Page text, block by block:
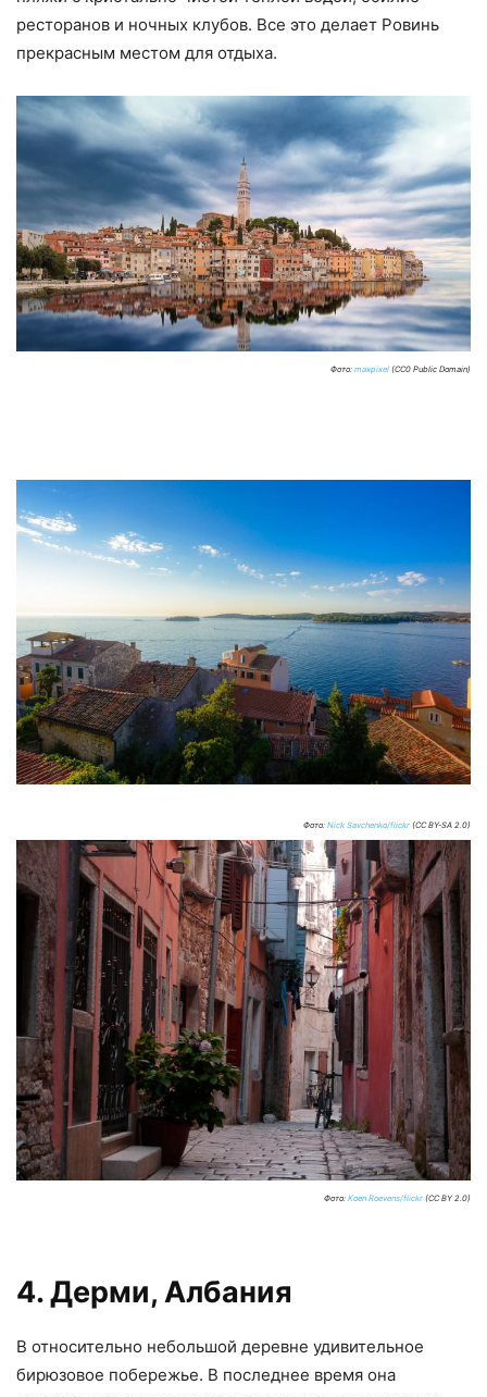
ресторанов и ночных клубов. Все это делает Ровинь
прекрасным местом для отдыха.
Фото: maxpixel (CC0 Public Domain)
Фото: Nick Savchenko/flickr (CC BY-SA 2.0)
Фото: Koen Roevens/flickr (CC BY 2.0)
4. Дерми, Албания
В относительно небольшой деревне удивительное
бирюзовое побережье. В последнее время она